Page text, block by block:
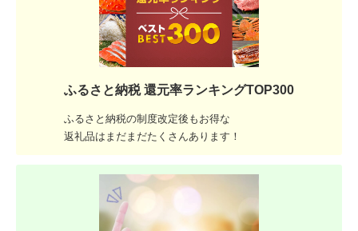
ふるさと納税 還元率ランキングTOP300
ふるさと納税の制度改定後もお得な
返礼品はまだまだたくさんあります！